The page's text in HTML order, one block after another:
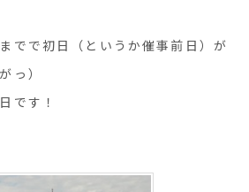
でで初日（というか催事前日）が
っ）
です！